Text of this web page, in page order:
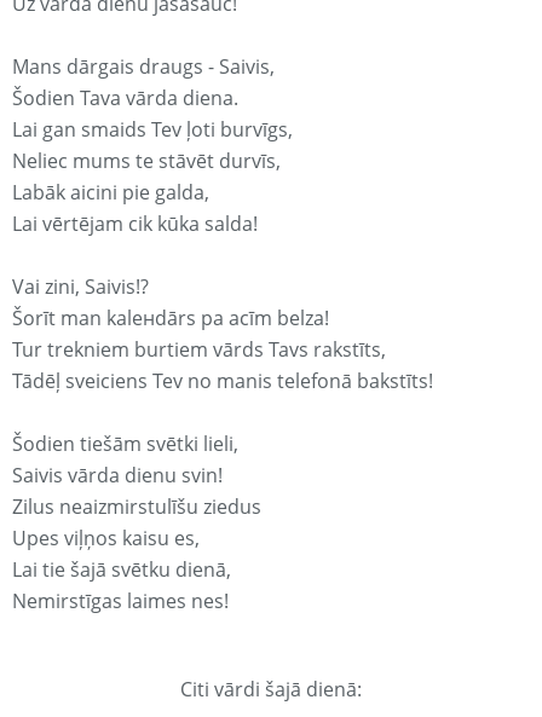
Mans dārgais draugs - Saivis,
Šodien Tava vārda diena.
Lai gan smaids Tev ļoti burvīgs,
Neliec mums te stāvēt durvīs,
Labāk aicini pie galda,
Lai vērtējam cik kūka salda!
Vai zini, Saivis!?
Šorīt man kaleнdārs pa acīm belza!
Tur trekniem burtiem vārds Tavs rakstīts,
Tādēļ sveiciens Tev no manis telefonā bakstīts!
Šodien tiešām svētki lieli,
Saivis vārda dienu svin!
Zilus neaizmirstulīšu ziedus
Upes viļņos kaisu es,
Lai tie šajā svētku dienā,
Nemirstīgas laimes nes!
Citi vārdi šajā dienā: